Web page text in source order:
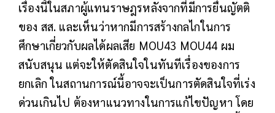
เรื่องนี้ในสภาผู้แทนราษฎรหลังจากที่มีการยื่นญัตติ
ของ สส. และเห็นว่าหากมีการสร้างกลไกในการ
ศึกษาเกี่ยวกับผลได้ผลเสีย MOU43 MOU44 ผม
สนับสนุน แต่จะให้ตัดสินใจในทันทีเรื่องของการ
ยกเลิก ในสถานการณ์นี้อาจจะเป็นการตัดสินใจที่เร่ง
ด่วนเกินไป ต้องหาแนวทางในการแก้ไขปัญหา โดย